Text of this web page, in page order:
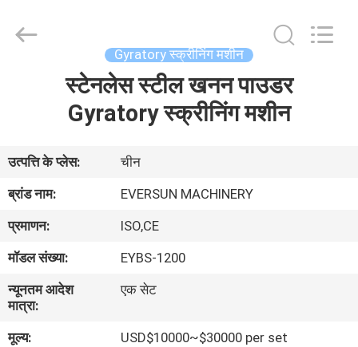
वीआर
दिखाएँ
हमारे
बारे
Gyratory स्क्रीनिंग मशीन
स्टेनलेस स्टील खनन पाउडर
Gyratory स्क्रीनिंग मशीन
उत्पत्ति के प्लेस:
चीन
ब्रांड नाम:
EVERSUN MACHINERY
प्रमाणन:
ISO,CE
मॉडल संख्या:
EYBS-1200
न्यूनतम आदेश
मात्रा:
एक सेट
मूल्य:
USD$10000~$30000 per set